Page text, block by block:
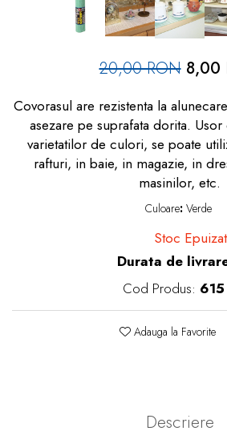
dopuri de urechi
Produse îngrijire copii
20,00 RON 8,00
Covorasul are rezistenta la
asezare pe suprafata dorita.
varietatilor de culori, se poate
rafturi, in baie, in magazie, in
masinilor, etc.
Culoare: Verde
Stoc Epuizat
Durata de
Cod Produs: 615
Adauga la Favorite
Descriere